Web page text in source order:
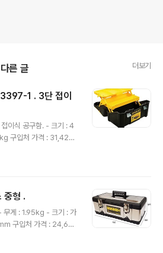
른 글 더보기
1 . 3단 접이
이식 공구함. - 크기 : 4
구입처 가격 : 31,420
www.coupang.c
중형 .
무게 : 1.95kg - 크기 : 가
구입처 가격 : 24,680
수정 : 단축 주소 : htt